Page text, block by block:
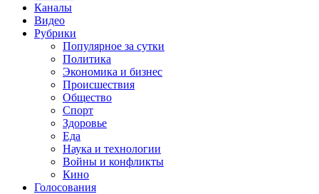
Каналы
Видео
Рубрики
Популярное за сутки
Политика
Экономика и бизнес
Происшествия
Общество
Спорт
Здоровье
Еда
Наука и технологии
Войны и конфликты
Кино
Голосования